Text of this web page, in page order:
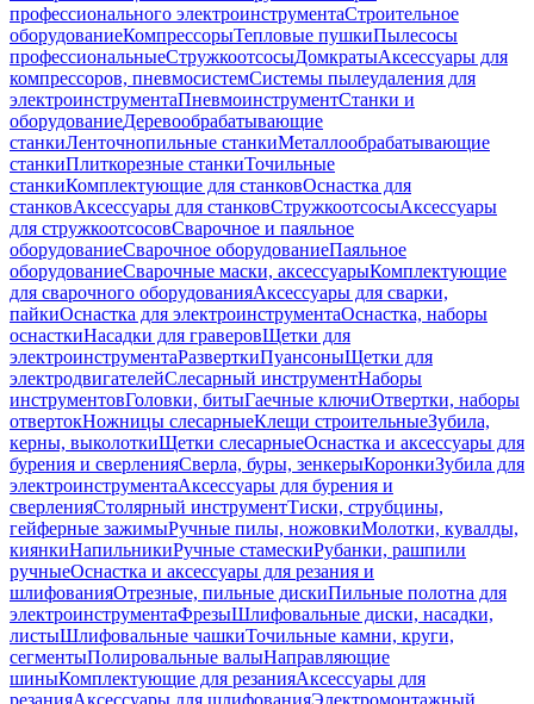
профессионального электроинструментаСтроительное
оборудованиеКомпрессорыТепловые пушкиПылесосы
профессиональныеСтружкоотсосыДомкратыАксессуары для
компрессоров, пневмосистемСистемы пылеудаления для
электроинструментаПневмоинструментСтанки и
оборудованиеДеревообрабатывающие
станкиЛенточнопильные станкиМеталлообрабатывающие
станкиПлиткорезные станкиТочильные
станкиКомплектующие для станковОснастка для
станковАксессуары для станковСтружкоотсосыАксессуары
для стружкоотсосовСварочное и паяльное
оборудованиеСварочное оборудованиеПаяльное
оборудованиеСварочные маски, аксессуарыКомплектующие
для сварочного оборудованияАксессуары для сварки,
пайкиОснастка для электроинструментаОснастка, наборы
оснасткиНасадки для граверовЩетки для
электроинструментаРазверткиПуансоныЩетки для
электродвигателейСлесарный инструментНаборы
инструментовГоловки, битыГаечные ключиОтвертки, наборы
отвертокНожницы слесарныеКлещи строительныеЗубила,
керны, выколоткиЩетки слесарныеОснастка и аксессуары для
бурения и сверленияСверла, буры, зенкерыКоронкиЗубила для
электроинструментаАксессуары для бурения и
сверленияСтолярный инструментТиски, струбцины,
гейферные зажимыРучные пилы, ножовкиМолотки, кувалды,
киянкиНапильникиРучные стамескиРубанки, рашпили
ручныеОснастка и аксессуары для резания и
шлифованияОтрезные, пильные дискиПильные полотна для
электроинструментаФрезыШлифовальные диски, насадки,
листыШлифовальные чашкиТочильные камни, круги,
сегментыПолировальные валыНаправляющие
шиныКомплектующие для резанияАксессуары для
резанияАксессуары для шлифованияЭлектромонтажный